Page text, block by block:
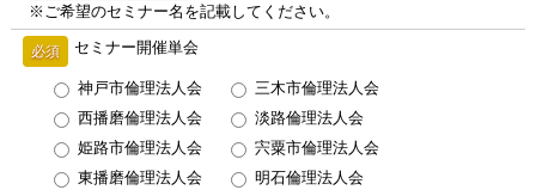
※ご希望のセミナー名を記載してください。
必須 セミナー開催単会
神戸市倫理法人会
三木市倫理法人会
西播磨倫理法人会
淡路倫理法人会
姫路市倫理法人会
宍粟市倫理法人会
東播磨倫理法人会
明石倫理法人会